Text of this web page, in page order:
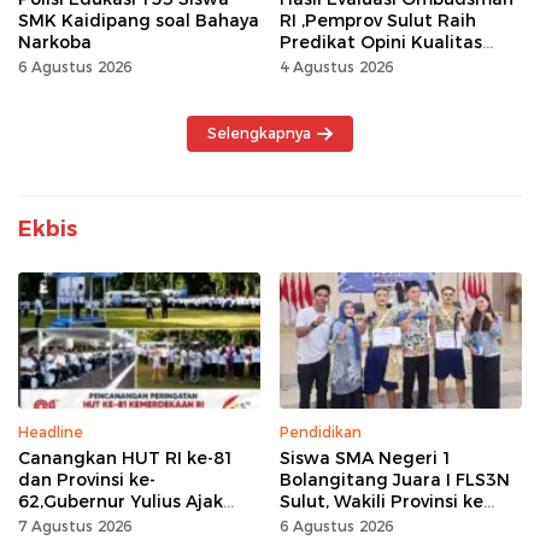
SMK Kaidipang soal Bahaya
Narkoba
6 Agustus 2026
RI ,Pemprov Sulut Raih
Predikat Opini Kualitas
Tinggi Tanpa
4 Agustus 2026
Selengkapnya
Ekbis
Headline
Canangkan HUT RI ke-81
dan Provinsi ke-
62,Gubernur Yulius Ajak
Seluruh Masyarakat
7 Agustus 2026
Pendidikan
Siswa SMA Negeri 1
Bolangitang Juara I FLS3N
Sulut, Wakili Provinsi ke
Tingkat Nasional
6 Agustus 2026